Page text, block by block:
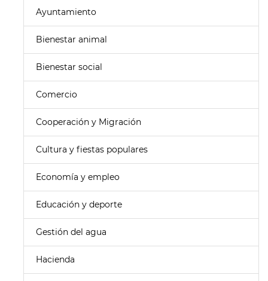
Ayuntamiento
Bienestar animal
Bienestar social
Comercio
Cooperación y Migración
Cultura y fiestas populares
Economía y empleo
Educación y deporte
Gestión del agua
Hacienda